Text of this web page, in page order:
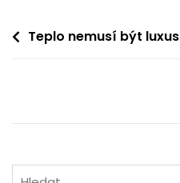
Navigace
Teplo nemusí být luxus